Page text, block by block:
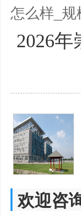
怎么样_
2026
欢迎咨